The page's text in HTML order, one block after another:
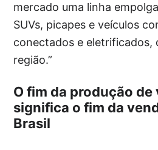
mercado uma linha
SUVs, picapes e veículos
conectados e eletrificados,
região.”
O fim da produção
significa o fim da
Brasil